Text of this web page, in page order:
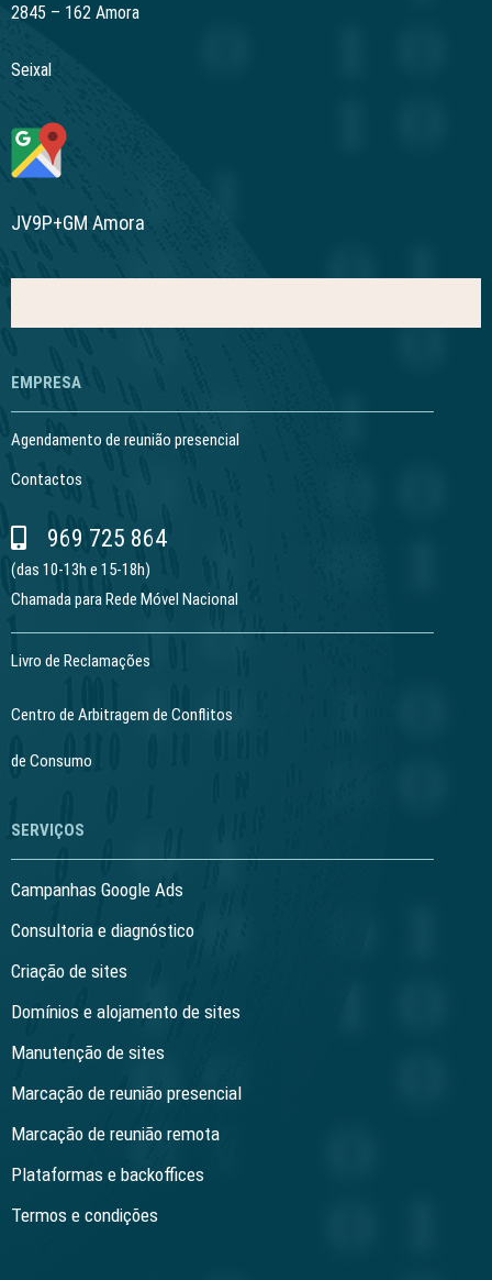
2845 – 162 Amora
Seixal
JV9P+GM Amora
EMPRESA
Agendamento de reunião presencial
Contactos
969 725 864
(das 10-13h e 15-18h)
Chamada para Rede Móvel Nacional
Livro de Reclamações
Centro de Arbitragem de Conflitos
de Consumo
SERVIÇOS
Campanhas Google Ads
Consultoria e diagnóstico
Criação de sites
Domínios e alojamento de sites
Manutenção de sites
Marcação de reunião presencial
Marcação de reunião remota
Plataformas e backoffices
Termos e condições